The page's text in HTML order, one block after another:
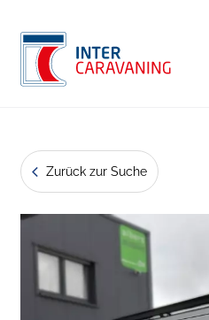
Zurück zur Suche